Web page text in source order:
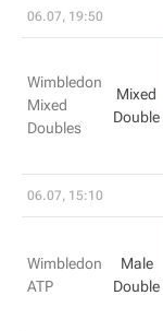
06.07, 19:50
Wimbledon
Mixed
Doubles
Mixed
Double
06.07, 15:10
Wimbledon
ATP
Male
Double